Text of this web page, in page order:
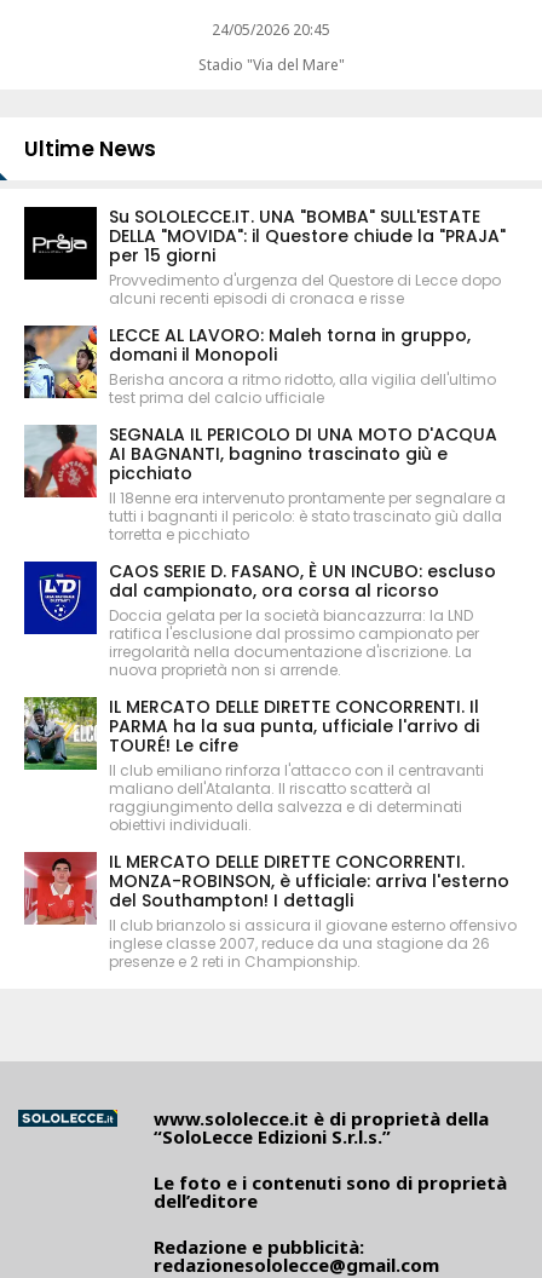
24/05/2026 20:45
Stadio "Via del Mare"
Ultime News
Su SOLOLECCE.IT. UNA "BOMBA" SULL'ESTATE
DELLA "MOVIDA": il Questore chiude la "PRAJA"
per 15 giorni
Provvedimento d'urgenza del Questore di Lecce dopo
alcuni recenti episodi di cronaca e risse
LECCE AL LAVORO: Maleh torna in gruppo,
domani il Monopoli
Berisha ancora a ritmo ridotto, alla vigilia dell'ultimo
test prima del calcio ufficiale
SEGNALA IL PERICOLO DI UNA MOTO D'ACQUA
AI BAGNANTI, bagnino trascinato giù e
picchiato
Il 18enne era intervenuto prontamente per segnalare a
tutti i bagnanti il pericolo: è stato trascinato giù dalla
torretta e picchiato
CAOS SERIE D. FASANO, È UN INCUBO: escluso
dal campionato, ora corsa al ricorso
Doccia gelata per la società biancazzurra: la LND
ratifica l'esclusione dal prossimo campionato per
irregolarità nella documentazione d'iscrizione. La
nuova proprietà non si arrende.
IL MERCATO DELLE DIRETTE CONCORRENTI. Il
PARMA ha la sua punta, ufficiale l'arrivo di
TOURÉ! Le cifre
Il club emiliano rinforza l'attacco con il centravanti
maliano dell'Atalanta. Il riscatto scatterà al
raggiungimento della salvezza e di determinati
obiettivi individuali.
IL MERCATO DELLE DIRETTE CONCORRENTI.
MONZA-ROBINSON, è ufficiale: arriva l'esterno
del Southampton! I dettagli
Il club brianzolo si assicura il giovane esterno offensivo
inglese classe 2007, reduce da una stagione da 26
presenze e 2 reti in Championship.
www.sololecce.it è di proprietà della
“SoloLecce Edizioni S.r.l.s.”
Le foto e i contenuti sono di proprietà
dell’editore
Redazione e pubblicità:
redazionesololecce@gmail.com